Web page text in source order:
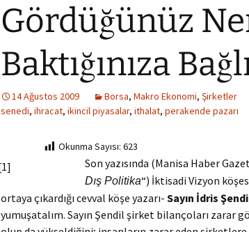
Gördüğünüz
Baktığınıza
14 Ağustos 2009 Borsa, Makro Ekonomi, Şirketler
senedi, ihracat, ikincil piyasalar, ithalat, perakende pazarı
Okunma Sayısı: 623
Son yazısında (Manisa Haber
Dış Politika“) İktisadi Vizyon
ortaya çıkardığı cevval köşe yazarı- Sayın İdris
yumuşatalım. Sayın Şendil şirket bilançoları zarar